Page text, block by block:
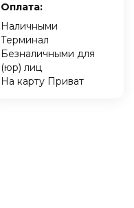
Оплата:
Наличными
Терминал
Безналичными для
(юр) лиц
На карту Приват